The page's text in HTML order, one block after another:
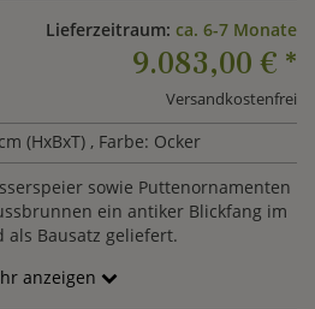
Lieferzeitraum: ca. 6-7 Monate
9.083,00 € *
Versandkostenfrei
(HxBxT) , Farbe: Ocker
sowie Puttenornamenten
ein antiker Blickfang im
als Bausatz geliefert.
anzeigen